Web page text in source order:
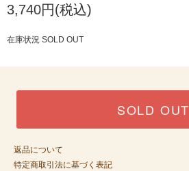
3,740円(税込)
在庫状況 SOLD OUT
SOLD OUT
返品について
特定商取引法に基づく表記